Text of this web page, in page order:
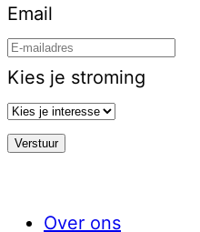
Email
Kies je stroming
Over ons